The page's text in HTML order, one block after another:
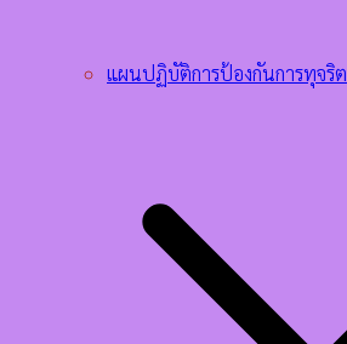
แผนปฏิบัติการป้องกันการทุจริต